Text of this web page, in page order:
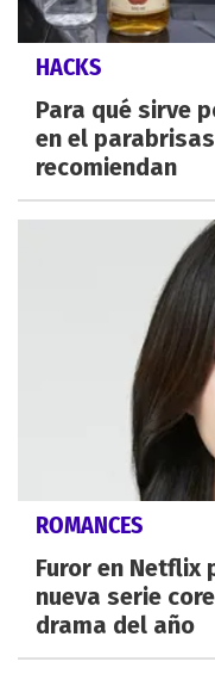
HACKS
Para qué sirve
en el
recomiendan
ROMANCES
Furor en Netflix
nueva serie
drama del año